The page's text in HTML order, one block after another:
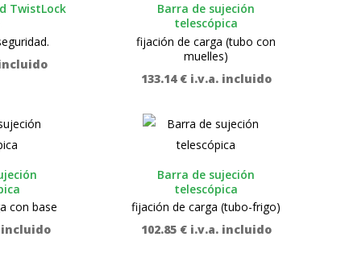
TwistLock
Barra de sujeción
telescópica
fijación de carga (tubo con
muelles)
133.14 € i.v.a. incluido
con base
incluido
Barra de sujeción
telescópica
fijación de carga (tubo-frigo)
102.85 € i.v.a. incluido